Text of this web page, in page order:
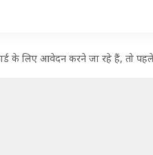
के लिए आवेदन करने जा रहे हैं, तो